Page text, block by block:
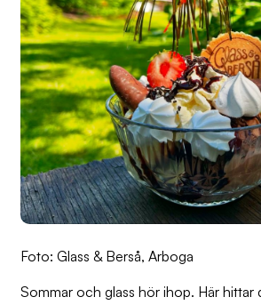
Foto: Glass & Berså, Arboga
Sommar och glass hör ihop. Här hittar